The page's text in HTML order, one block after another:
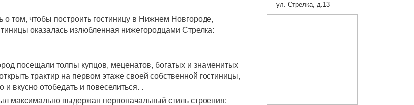
том, чтобы построить гостиницу в Нижнем Новгороде,
оказалась излюбленная нижегородцами Стрелка:
посещали толпы купцов, меценатов, богатых и знаменитых
трактир на первом этаже своей собственной гостиницы,
и вкусно отобедать и повеселиться. .
максимально выдержан первоначальный стиль строения:
ул. Стрелка, д.13